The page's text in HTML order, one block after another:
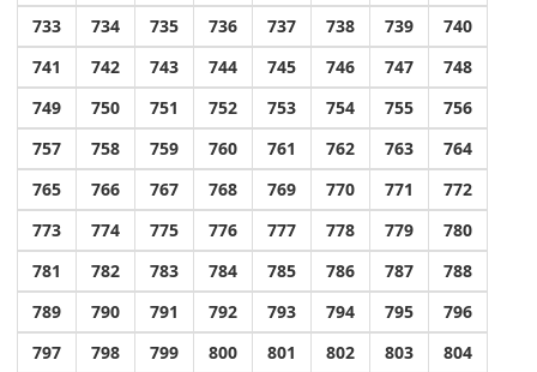
733
734 735 736 737 738 739
740
741
742 743 744 745 746 747
748
749
750 751 752 753 754 755
756
757
758 759 760 761 762 763
764
765
766 767 768 769 770 771
772
773
774 775 776 777 778 779
780
781
782 783 784 785 786 787
788
789
790 791 792 793 794 795
796
797
798 799 800 801 802 803
804